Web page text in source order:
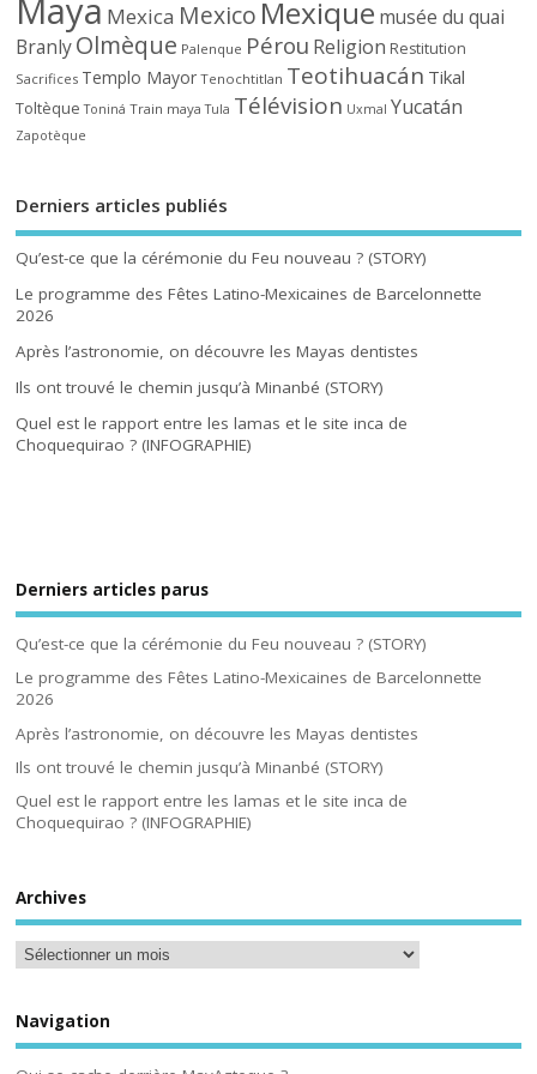
Maya Mexica Mexico Mexique musée du quai
BranlyOlmèque Palenque Pérou Religion Restitution
Sacrifices Templo Mayor Tenochtitlan Teotihuacán Tikal
Toltèque Toniná Train maya Tula Télévision Uxmal Yucatán
Zapotèque
Derniers articles publiés
Qu’est-ce que la cérémonie du Feu nouveau ? (STORY)
Le programme des Fêtes Latino-Mexicaines de Barcelonnette
2026
Après l’astronomie, on découvre les Mayas dentistes
Ils ont trouvé le chemin jusqu’à Minanbé (STORY)
Quel est le rapport entre les lamas et le site inca de
Choquequirao ? (INFOGRAPHIE)
Derniers articles parus
Qu’est-ce que la cérémonie du Feu nouveau ? (STORY)
Le programme des Fêtes Latino-Mexicaines de Barcelonnette
2026
Après l’astronomie, on découvre les Mayas dentistes
Ils ont trouvé le chemin jusqu’à Minanbé (STORY)
Quel est le rapport entre les lamas et le site inca de
Choquequirao ? (INFOGRAPHIE)
Archives
Navigation